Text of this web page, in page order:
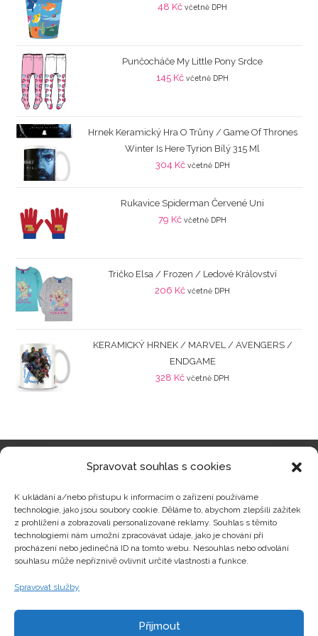
Spravovat souhlas s cookies
K ukládání a/nebo přístupu k informacím o zařízení používáme
technologie, jako jsou soubory cookie. Děláme to, abychom zlepšili zážitek
z prohlížení a zobrazovali personalizované reklamy. Souhlas s těmito
technologiemi nám umožní zpracovávat údaje, jako je chování při
procházení nebo jedinečná ID na tomto webu. Nesouhlas nebo odvolání
souhlasu může nepříznivě ovlivnit určité vlastnosti a funkce.
Spravovat služby
Přijmout
48 Kč včetně DPH
Punčocháče My Little Pony Srdce
145 Kč včetně DPH
Hrnek Keramický Hra O Trůny / Game Of Thrones
Winter Is Here Tyrion Bílý 315 Ml
304 Kč včetně DPH
Rukavice Spiderman Červené Uni
79 Kč včetně DPH
Tričko Elsa / Frozen / Ledové Království
206 Kč včetně DPH
KERAMICKÝ HRNEK / MARVEL / AVENGERS /
ENDGAME
328 Kč včetně DPH
Zajímavosti
Kontakty